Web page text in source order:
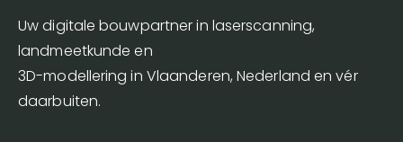
Uw digitale bouwpartner in laserscanning,
landmeetkunde en
3D-modellering in Vlaanderen, Nederland en vér
daarbuiten.